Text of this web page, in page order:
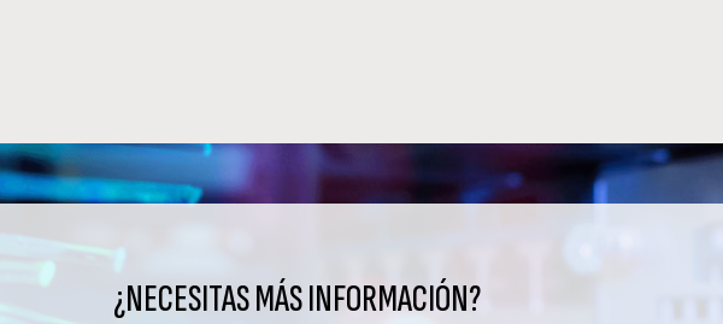
¿NECESITAS MÁS INFORMACIÓN?